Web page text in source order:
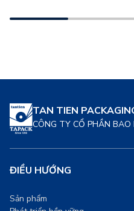
TAN TIEN
CÔNG TY CỔ PHẦN BAO
ĐIỀU HƯỚNG
Sản phẩm